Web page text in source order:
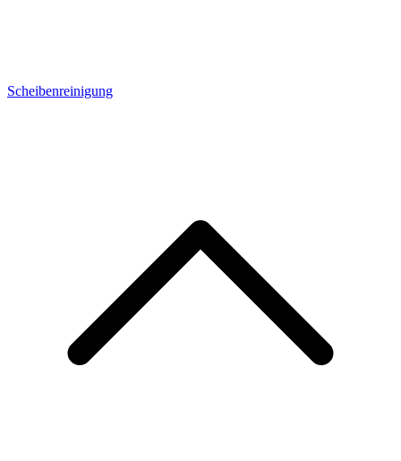
Scheibenreinigung